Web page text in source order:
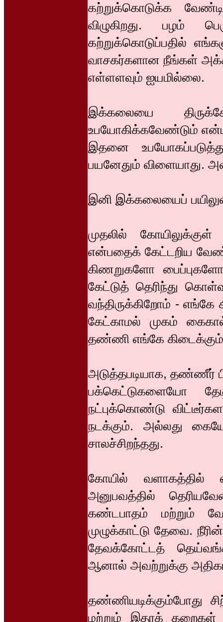
கற்றுக்கொடுக்க
விழுகிறது. பழம்
கற்றுக்கொடுப்பதில்
வாசகர்களான நீங்கள்
எள்ளளவும் ஐயமில்லை.
இக்கலையை
உபயோகிக்கவேண்டும்
இதனை
பயனேதும் விளையாது.
இனி இக்கலையைப்
முதலில்
என்பதைக் கேட்டறிய
கிணறுகளோ
கேட்டுத் தெரிந்து
வந்திருக்கிறோம் - எங்கே
கேட்காமல் முகம்
தண்ணி எங்கே
அடுத்தபடியாக, தண்ணீர்
பக்கெட்டுகளையோ
நட்புக்கொண்டு
நடக்கும். அல்லது
சாலச்சிறந்தது.
கோயில் வளாகத்தில்
அனுபவத்தில்
கண்டபாதம் மற்றும்
முழுக்காட்டு தேவை.
தேவக்கோட்டத்
ஆனால் அவற்றுக்கு
தண்ணியடிக்கும்போது
மற்றும் இதரக் கறைகள்